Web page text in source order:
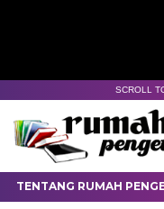
SCROLL
TENTANG RUMAH